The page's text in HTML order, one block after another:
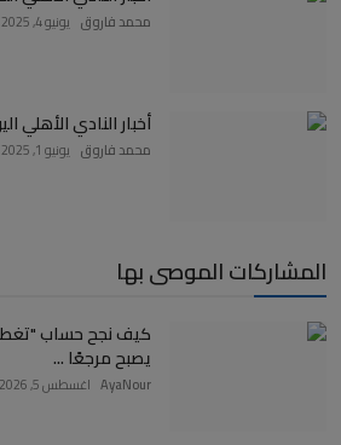
محمد فاروق يونيو 4, 2025
أخبار النادي الأهلي
محمد فاروق يونيو 1, 2025
المشاركات الموصى بها
كيف نجح حساب
يصبح مرجعًا ...
AyaNour اغسطس 5, 2026